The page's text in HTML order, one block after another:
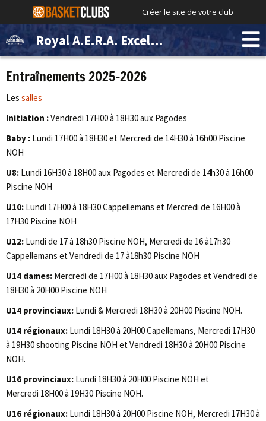
Créer le site de votre club
Royal A.E.R.A. Excelsior Brussels
Entraînements 2025-2026
Les salles
Initiation :Vendredi 17H00 à 18H30 aux Pagodes
Baby : Lundi 17H00 à 18H30 et Mercredi de 14H30 à 16h00 Piscine
NOH
U8: Lundi 16H30 à 18H00 aux Pagodes et Mercredi de 14h30 à 16h00
Piscine NOH
U10: Lundi 17H00 à 18H30 Cappellemans et Mercredi de 16H00 à
17H30 Piscine NOH
U12: Lundi de 17 à 18h30 Piscine NOH, Mercredi de 16 à17h30
Cappellemans et Vendredi de 17 à18h30 Piscine NOH
U14 dames: Mercredi de 17H00 à 18H30 aux Pagodes et Vendredi de
18H30 à 20H00 Piscine NOH
U14 provinciaux: Lundi & Mercredi 18H30 à 20H00 Piscine NOH.
U14 régionaux: Lundi 18H30 à 20H00 Capellemans, Mercredi 17H30
à 19H30 shooting Piscine NOH et Vendredi 18H30 à 20H00 Piscine
NOH.
U16 provinciaux: Lundi 18H30 à 20H00 Piscine NOH et
Mercredi 18H00 à 19H30 Piscine NOH.
U16 régionaux: Lundi 18H30 à 20H00 Piscine NOH, Mercredi 17H30 à